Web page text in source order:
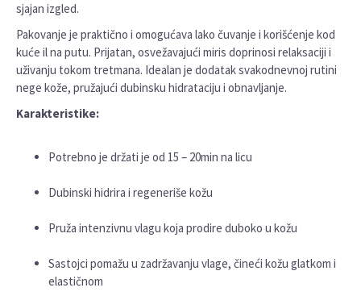
sjajan izgled.
Pakovanje je praktično i omogućava lako čuvanje i korišćenje kod
kuće il na putu. Prijatan, osvežavajući miris doprinosi relaksaciji i
uživanju tokom tretmana. Idealan je dodatak svakodnevnoj rutini
nege kože, pružajući dubinsku hidrataciju i obnavljanje.
Karakteristike:
Potrebno je držati je od 15 – 20min na licu
Dubinski hidrira i regeneriše kožu
Pruža intenzivnu vlagu koja prodire duboko u kožu
Sastojci pomažu u zadržavanju vlage, čineći kožu glatkom i
elastičnom